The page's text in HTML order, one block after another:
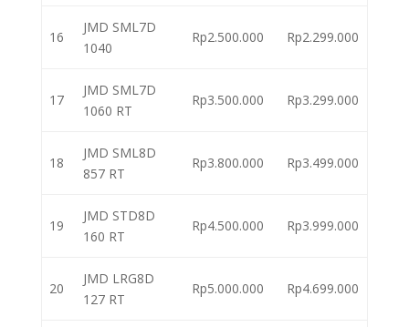
16
JMD SML7D
1040
Rp2.500.000 Rp2.299.000
17
JMD SML7D
1060 RT
Rp3.500.000 Rp3.299.000
18
JMD SML8D
857 RT
Rp3.800.000 Rp3.499.000
19
JMD STD8D
160 RT
Rp4.500.000 Rp3.999.000
20
JMD LRG8D
127 RT
Rp5.000.000 Rp4.699.000